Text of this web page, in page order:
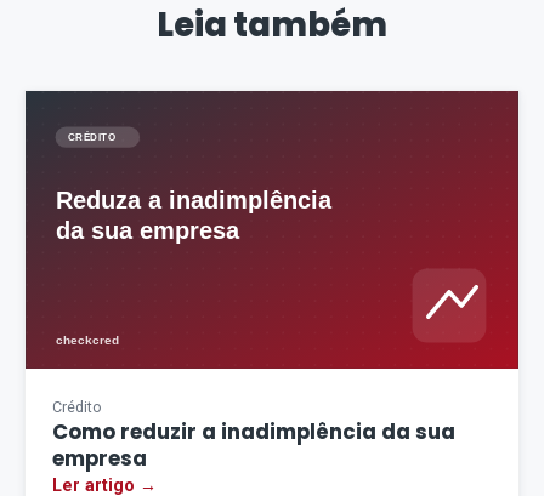
Leia também
Crédito
Como reduzir a inadimplência da sua
empresa
Ler artigo →